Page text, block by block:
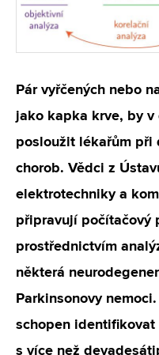
Pár vyřčených nebo
jako kapka krve, by
posloužit lékařům při
chorob. Vědci z
elektrotechniky a
připravují počítačový
prostřednictvím
některá
Parkinsonovy
schopen identifikovat
s více než